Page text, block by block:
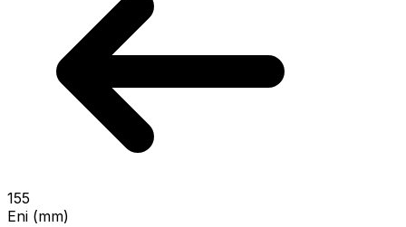
155
Eni (mm)